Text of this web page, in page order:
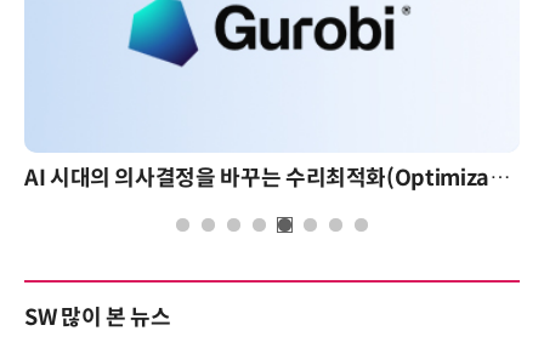
AI 시대의 의사결정을 바꾸는 수리최적화(Optimization): 실제 산업 적용 사례와 활용 전략
SW 많이 본 뉴스